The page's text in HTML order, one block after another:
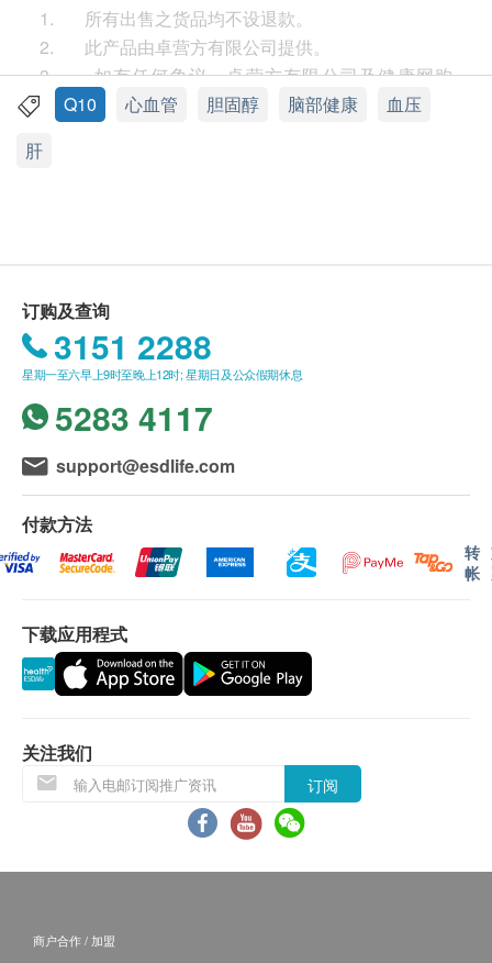
卓营方护心强心Q10含有高浓度辅酶Q10，具有抗氧
化功能，减慢细胞凋亡和老化的周期。辅酶Q10促使
血管扩张、改善心肌功能及减低血管受破坏的风险，
帮助维持心脏和血管健康。辅酶Q10能有效减少皱
纹，达到紧致肌肤效果和延缓皮肤衰老。本产品有助
补充体内不断流失的辅酶Q10，特别适合关注心脏、
代都市人的信心之选。
服法
成人每天口服1-4粒，于餐后服用或遵照医生指示
成份
每粒胶囊含︰
卓营方
产地
包装
60 软胶囊
成份
1. 所有出售之货品均不设退款。
2. 此产品由卓营方有限公司提供。
3. 如有任何争议，卓营方有限公司及健康网购
health.ESDlife保留最终决议权。
HK$20（不论账单总额）。 卓营方会于送货前透过电
话或电邮通知顾客再作安排。
3. 我们将于确定订单后3-5个工作天内安排发货。
4. 不排除运送时间会因节日而有所影响。 当八号
烈风讯号悬挂或黑色暴雨警告生效时，送货服务时间
5. 所有订单须视乎相关货品的供应情况再作最后
确认。 倘若健康网购health.ESDlife未能提供任何订
单上的货品，健康网购health.ESDlife有权拒绝接受该
订单，并且会于送货前透过电话或电邮通知顾客再作
1. 货品质量保證，於顾客收到产品当日起计，食
用期应最少有18个月或以上。
换货条款及细则
是否有损毁情况，一经确认签收，恕不接受退换。
2. 退换产品必须包装完整，如退换之产品有任何
残缺或过期退回，供应商有权不受理。
3. 如有其他损坏或遗漏查询，顾客必须保留有效
收据正本，并於送货後3个工作天内按下列方式联络
电邮: support@esdlife.com / 健康网购health.ESDlife
Q10 心血管 胆固醇 脑部健康
血压
肝
订购及查询
3151 2288
星期一至六早上9时至晚上12时; 星期日及公众假期休息
5283 4117
support@esdlife.com
付款方法
转
帐
下载应用程式
关注我们
订阅
商户合作 / 加盟